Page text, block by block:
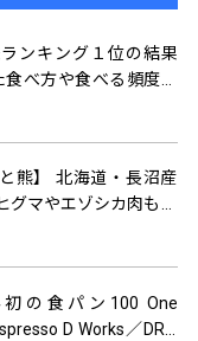
ンキング１位の結果
べ方や食べる頻度を
熊】 北海道・長沼産
グマやエゾシカ肉も食
プン。
の食パン100 One
D Works／DRA